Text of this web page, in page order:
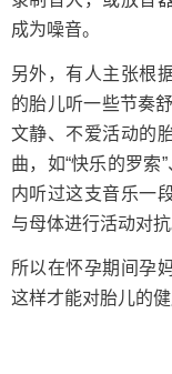
成为噪音。
另外，有人主张根
的胎儿听一些节奏
文静、不爱活动的
曲，如“快乐的罗索
内听过这支音乐一
与母体进行活动对抗
所以在怀孕期间孕
这样才能对胎儿的健